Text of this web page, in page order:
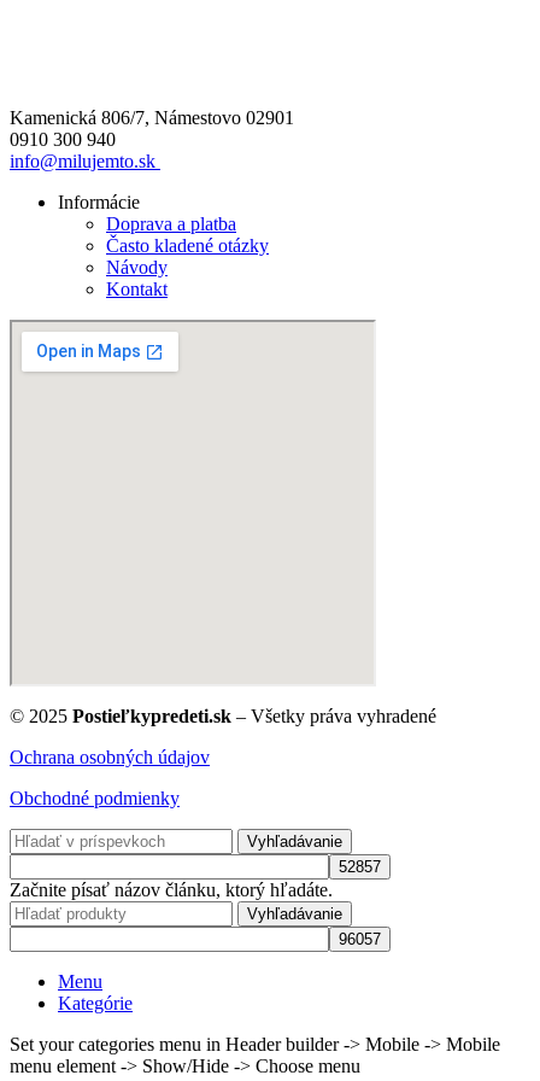
Kamenická 806/7, Námestovo 02901
0910 300 940
info@milujemto.sk
Informácie
Doprava a platba
Často kladené otázky
Návody
Kontakt
© 2025 Postieľkypredeti.sk – Všetky práva vyhradené
Ochrana osobných údajov
Obchodné podmienky
Vyhľadávanie
Začnite písať názov článku, ktorý hľadáte.
Vyhľadávanie
Menu
Kategórie
Set your categories menu in Header builder -> Mobile -> Mobile
menu element -> Show/Hide -> Choose menu